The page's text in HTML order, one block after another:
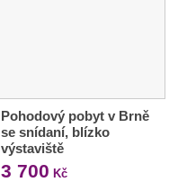
Pohodový pobyt v Brně
se snídaní, blízko
výstaviště
3 700 Kč